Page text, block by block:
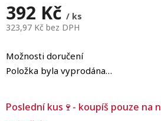
392 Kč / ks
323,97 Kč bez DPH
cena:
Poslední kus🍷- koupíš pouze na
Možnosti doručení
Položka byla vyprodána…